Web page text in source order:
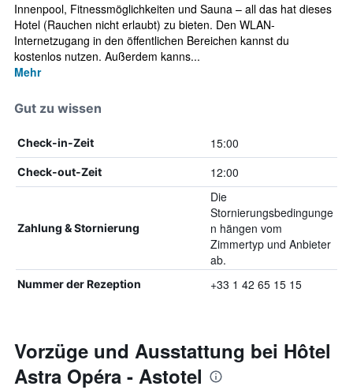
Innenpool, Fitnessmöglichkeiten und Sauna – all das hat dieses
Hotel (Rauchen nicht erlaubt) zu bieten. Den WLAN-
Internetzugang in den öffentlichen Bereichen kannst du
kostenlos nutzen. Außerdem kanns...
Mehr
Gut zu wissen
Check-in-Zeit 15:00
Check-out-Zeit 12:00
Zahlung & Stornierung
Die
Stornierungsbedingunge
n hängen vom
Zimmertyp und Anbieter
ab.
Nummer der Rezeption +33 1 42 65 15 15
Vorzüge und Ausstattung bei Hôtel
Astra Opéra - Astotel